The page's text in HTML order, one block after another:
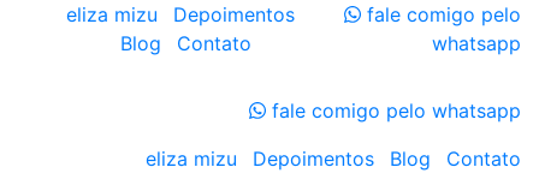
eliza mizu
Depoimentos
Blog
Contato
fale comigo pelo
whatsapp
fale comigo pelo whatsapp
eliza mizu
Depoimentos Blog Contato